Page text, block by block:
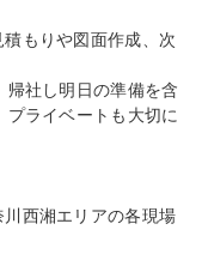
もりや図面作成、次
社し明日の準備を含
ライベートも大切に
川西湘エリアの各現場